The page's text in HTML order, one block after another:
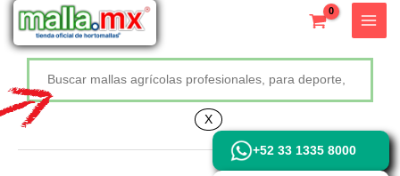
contenido
X
+52 800 726 2552
+52 33 1335 8000
X